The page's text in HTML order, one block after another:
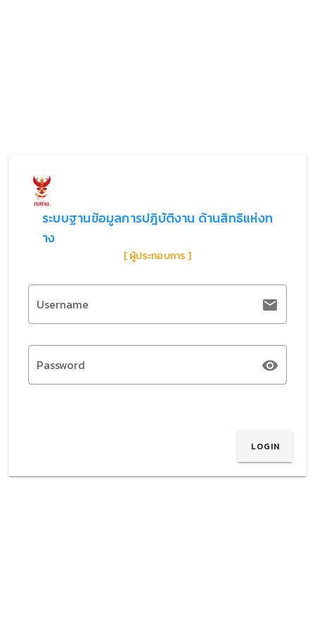
ระบบฐานข้อมูลการปฎิบัติงาน ด้านสิทธิแห่งท
าง
[ ผู้ประกอบการ ]
Username
Password
LOGIN